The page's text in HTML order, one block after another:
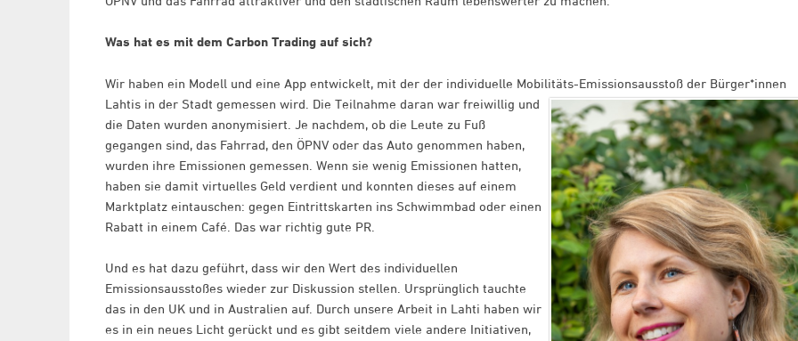
Was hat es mit dem Carbon Trading auf sich?
Wir haben ein Modell und eine App entwickelt, mit der der individuelle Mobilitäts-Emissionsausstoß der Bürger*innen
Lahtis in der Stadt gemessen wird. Die Teilnahme daran war freiwillig und
die Daten wurden anonymisiert. Je nachdem, ob die Leute zu Fuß
gegangen sind, das Fahrrad, den ÖPNV oder das Auto genommen haben,
wurden ihre Emissionen gemessen. Wenn sie wenig Emissionen hatten,
haben sie damit virtuelles Geld verdient und konnten dieses auf einem
Marktplatz eintauschen: gegen Eintrittskarten ins Schwimmbad oder einen
Rabatt in einem Café. Das war richtig gute PR.
Und es hat dazu geführt, dass wir den Wert des individuellen
Emissionsausstoßes wieder zur Diskussion stellen. Ursprünglich tauchte
das in den UK und in Australien auf. Durch unsere Arbeit in Lahti haben wir
es in ein neues Licht gerückt und es gibt seitdem viele andere Initiativen,